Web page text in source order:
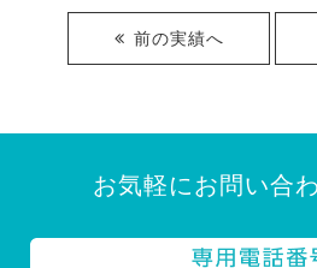
前の実績へ
お気軽にお問い合